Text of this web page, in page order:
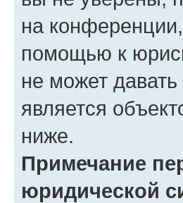
на
помощью к
не может
является
ниже.
Примечание
юридической